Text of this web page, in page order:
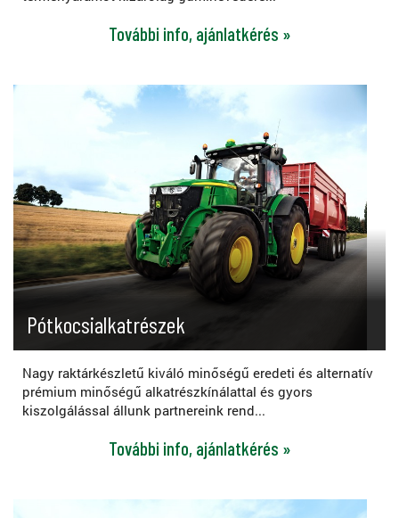
További info, ajánlatkérés »
Pótkocsialkatrészek
Nagy raktárkészletű kiváló minőségű eredeti és alternatív
prémium minőségű alkatrészkínálattal és gyors
kiszolgálással állunk partnereink rend...
További info, ajánlatkérés »